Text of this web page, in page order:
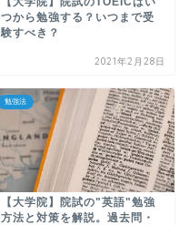
つから勉強する？いつまで受
験すべき？
2021年2月28日
勉強法
【大学院】院試の"英語"勉強
方法と対策を解説。過去問・